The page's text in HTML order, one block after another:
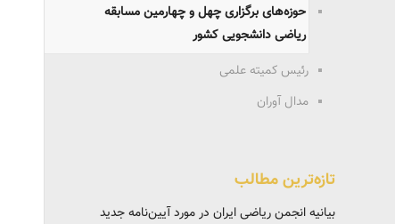
حوزه‌های برگزاری چهل و چهارمین مسابقه
ریاضی دانشجویی کشور
رئیس کمیته علمی
مدال آوران
تازه‌ترین مطالب
بیانیه انجمن ریاضی ایران در مورد آیین‌نامه جدید